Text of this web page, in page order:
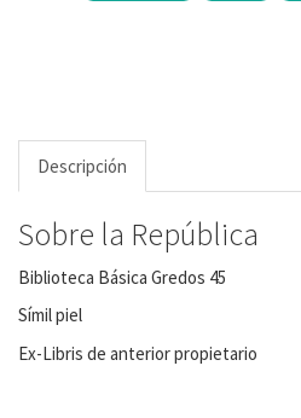
Descripción
Sobre la República
Biblioteca Básica Gredos 45
Símil piel
Ex-Libris de anterior propietario